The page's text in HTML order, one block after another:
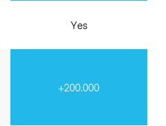
Yes
+200.000